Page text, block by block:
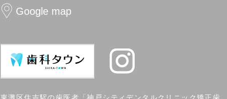
Google map
東灘区住吉駅の歯医者 「神戸シティデンタルクリニック矯正歯